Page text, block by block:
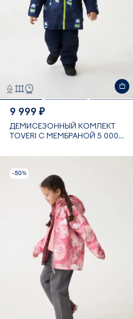
9 999 ₽
ДЕМИСЕЗОННЫЙ КОМЛЕКТ
TOVERI С МЕМБРАНОЙ 5 000
-50%